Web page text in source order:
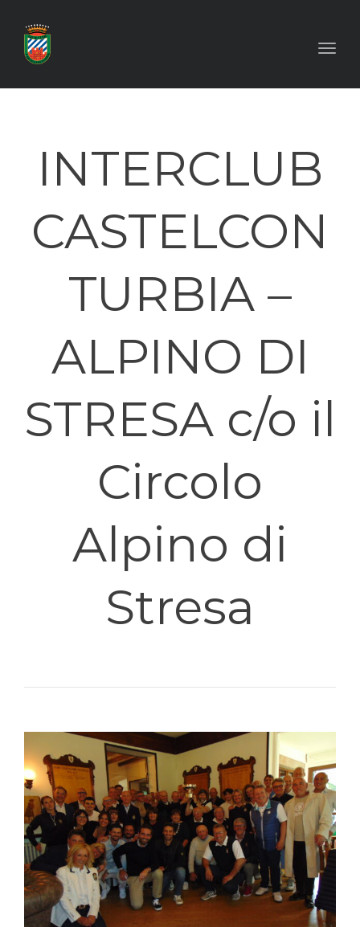
INTERCLUB
CASTELCON
TURBIA –
ALPINO DI
STRESA c/o il
Circolo
Alpino di
Stresa